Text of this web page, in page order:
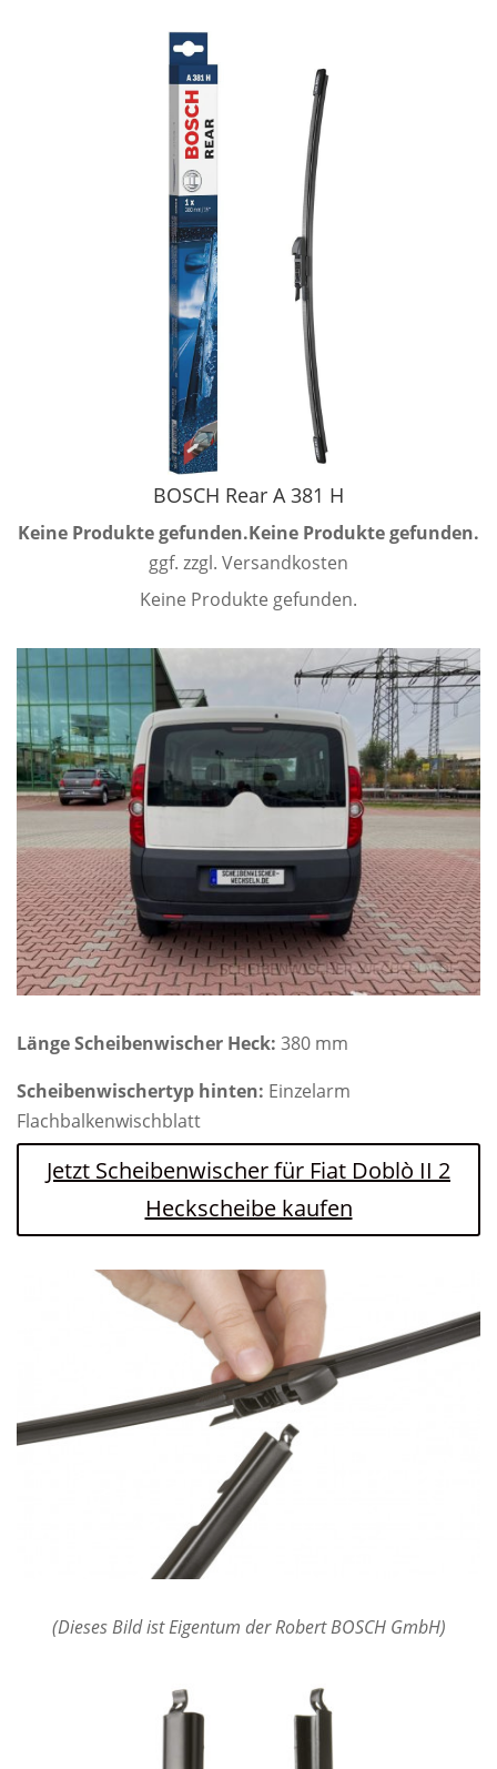
BOSCH Rear A 381 H
Keine Produkte gefunden.Keine Produkte gefunden.
ggf. zzgl. Versandkosten
Keine Produkte gefunden.
Länge Scheibenwischer Heck: 380 mm
Scheibenwischertyp hinten: Einzelarm
Flachbalkenwischblatt
Jetzt Scheibenwischer für Fiat Doblò II 2
Heckscheibe kaufen
(Dieses Bild ist Eigentum der Robert BOSCH GmbH)